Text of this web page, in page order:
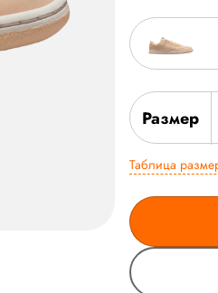
Размер
Таблица